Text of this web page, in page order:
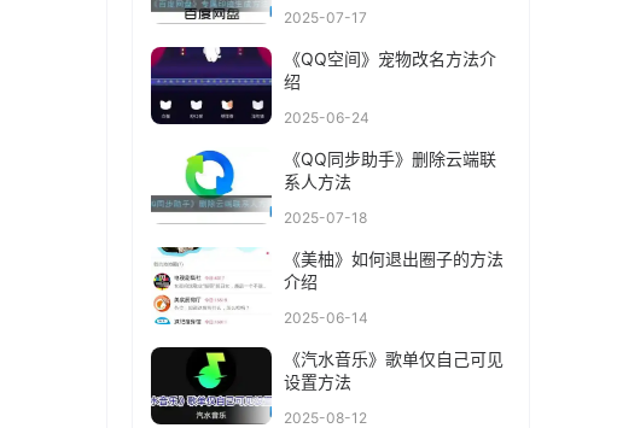
2025-07-17
《QQ空间》宠物改名方法介
绍
2025-06-24
《QQ同步助手》删除云端联
系人方法
2025-07-18
《美柚》如何退出圈子的方法
介绍
2025-06-14
《汽水音乐》歌单仅自己可见
设置方法
2025-08-12